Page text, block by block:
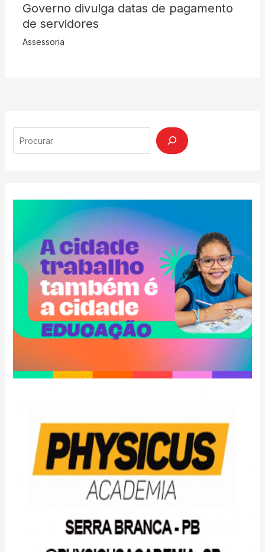
Governo divulga datas de pagamento
de servidores
Assessoria